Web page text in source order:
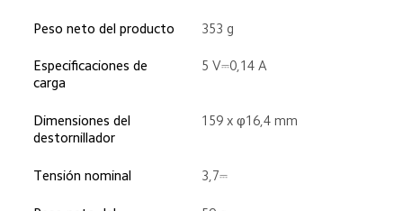
Peso neto del producto 353 g
Especificaciones de
carga
5 V⎓0,14 A
Dimensiones del
destornillador
159 x φ16,4 mm
Tensión nominal 3,7⎓